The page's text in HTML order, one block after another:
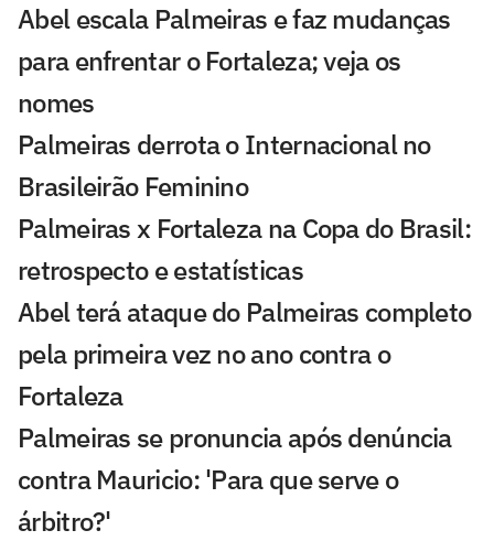
Abel escala Palmeiras e faz mudanças
para enfrentar o Fortaleza; veja os
nomes
Palmeiras derrota o Internacional no
Brasileirão Feminino
Palmeiras x Fortaleza na Copa do Brasil:
retrospecto e estatísticas
Abel terá ataque do Palmeiras completo
pela primeira vez no ano contra o
Fortaleza
Palmeiras se pronuncia após denúncia
contra Mauricio: 'Para que serve o
árbitro?'